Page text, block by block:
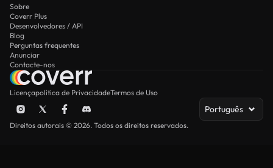
Sobre
Coverr Plus
Desenvolvedores / API
Blog
Perguntas frequentes
Anunciar
Contacte-nos
Licençapolítica de PrivacidadeTermos de Uso
Português
Direitos autorais © 2026. Todos os direitos reservados.